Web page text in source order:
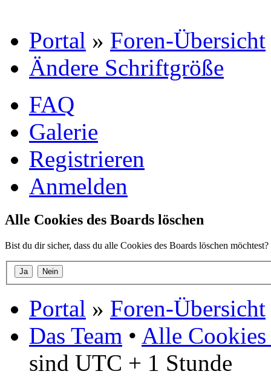
Portal » Foren-Übersicht
Ändere Schriftgröße
FAQ
Galerie
Registrieren
Anmelden
Alle Cookies des Boards löschen
Bist du dir sicher, dass du alle Cookies des Boards löschen möchtest?
Portal » Foren-Übersicht
Das Team • Alle Cookies
sind UTC + 1 Stunde